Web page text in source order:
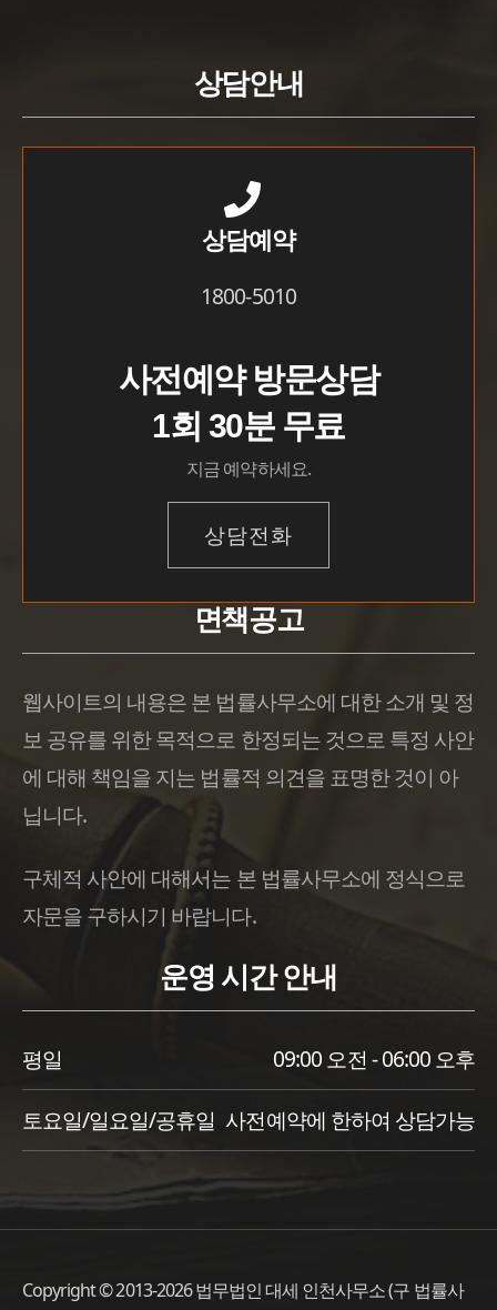
면책공고
웹사이트의 내용은 본 법률사무소에 대한 소개 및 정
보 공유를 위한 목적으로 한정되는 것으로 특정 사안
에 대해 책임을 지는 법률적 의견을 표명한 것이 아
닙니다.
구체적 사안에 대해서는 본 법률사무소에 정식으로
자문을 구하시기 바랍니다.
운영 시간 안내
평일 09:00 오전 - 06:00 오후
토요일/일요일/공휴일 사전예약에 한하여 상담가능
상담안내
상담예약
1800-5010
사전예약 방문상담
1회 30분 무료
지금 예약하세요.
상담전화
Copyright © 2013-2026 법무법인 대세 인천사무소 (구 법률사